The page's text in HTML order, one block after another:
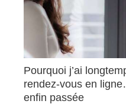
Pourquoi j’ai
rendez‑vous en
enfin passée